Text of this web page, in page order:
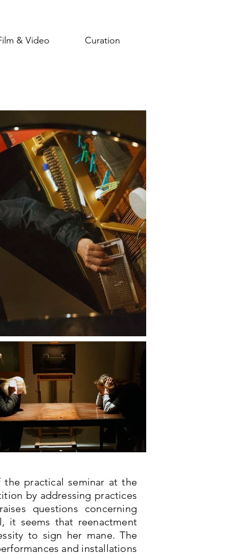
& Video Curation
practical seminar at the
by addressing practices
questions concerning
it seems that reenactment
to sign her mane. The
and installations